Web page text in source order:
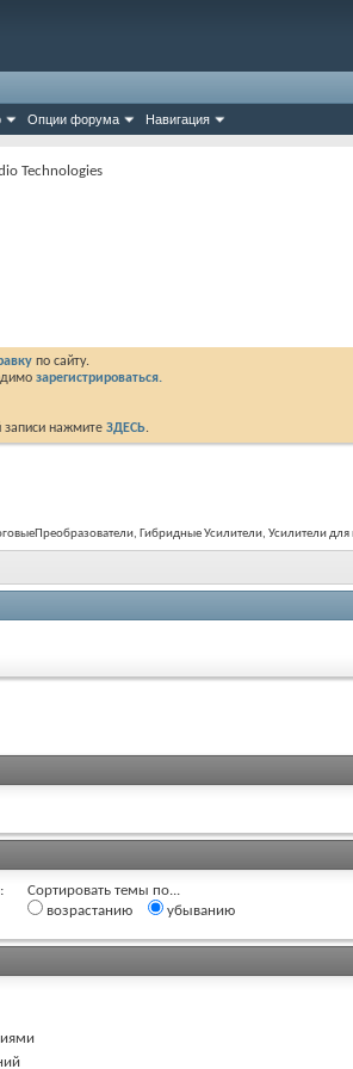
Опции форума Навигация
Technologies
по сайту.
зарегистрироваться.
записи нажмите ЗДЕСЬ.
Гибридные Усилители, Усилители
Сортировать темы по...
возрастанию
убыванию